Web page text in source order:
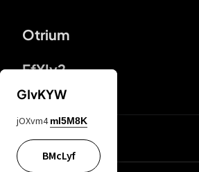
Otrium
FfYIy2
65A04M
GIvKYW
jOXvm4 mI5M8K
BMcLyf